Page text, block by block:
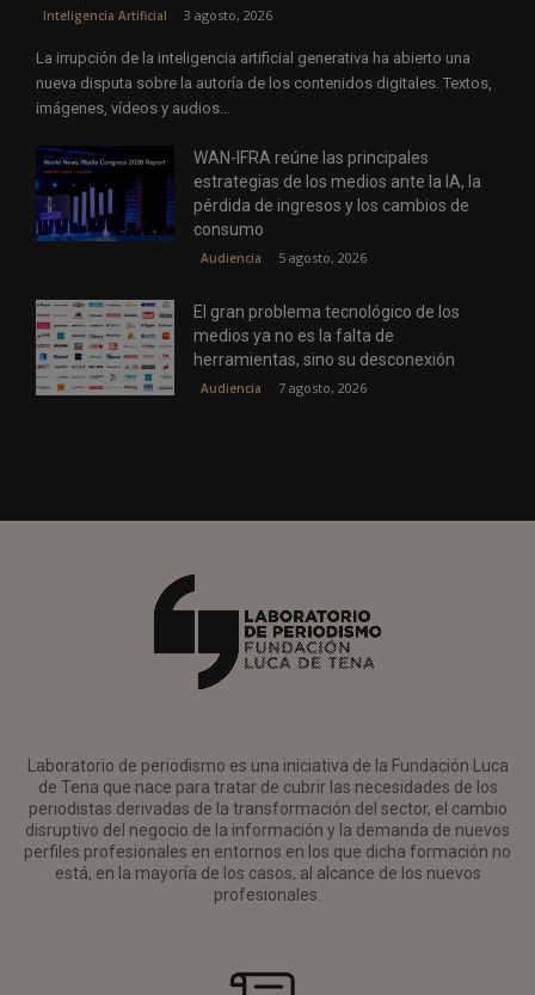
Inteligencia Artificial 3 agosto, 2026
La irrupción de la inteligencia artificial generativa ha abierto una
nueva disputa sobre la autoría de los contenidos digitales. Textos,
imágenes, vídeos y audios...
WAN-IFRA reúne las principales
estrategias de los medios ante la IA, la
pérdida de ingresos y los cambios de
consumo
Audiencia 5 agosto, 2026
El gran problema tecnológico de los
medios ya no es la falta de
herramientas, sino su desconexión
Audiencia 7 agosto, 2026
Laboratorio de periodismo es una iniciativa de la Fundación Luca
de Tena que nace para tratar de cubrir las necesidades de los
periodistas derivadas de la transformación del sector, el cambio
disruptivo del negocio de la información y la demanda de nuevos
perfiles profesionales en entornos en los que dicha formación no
está, en la mayoría de los casos, al alcance de los nuevos
profesionales.